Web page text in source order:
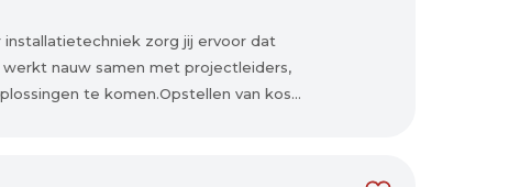
zorg jij ervoor dat
nauw samen met projectleiders,
te komen.Opstellen van kos...